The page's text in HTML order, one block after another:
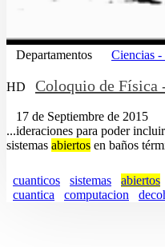
Departamentos Ciencias -
HD Coloquio de Física
17 de Septiembre de 2015
...ideraciones para poder
sistemas abiertos en baños
cuanticos sistemas abiertos
cuantica
computacion